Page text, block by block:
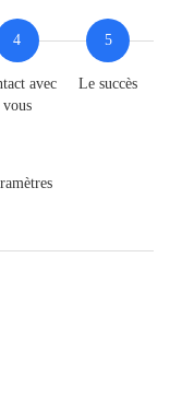
4
avec
vous
5
Le succès